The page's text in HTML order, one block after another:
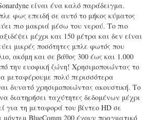
είναι ένα καλό παράδειγμα.
φως επειδή σε αυτό το μήκος κύματος
πιο μακριά μέσω του νερού. Το πιο
μέχρι και 150 μέτρα και δεν είναι
μικρές ποσότητες μπλε φωτός που
ακόμη και σε βάθος 300 έως και 1.000
την ευοφική ζώνη! Χρησιμοποιώντας το
μεταφέρουμε πολύ περισσότερα
δυνατό χρησιμοποιώντας ακουστική. Το
διατηρήσει ταχύτητες δεδομένων μέχρι
για τη μεταφορά του βίντεο HD σε
BlueComm 200 έχουν πραγματικό